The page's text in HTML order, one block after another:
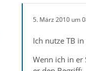
5. März 2010 um
Ich nutze TB
Wenn ich in er